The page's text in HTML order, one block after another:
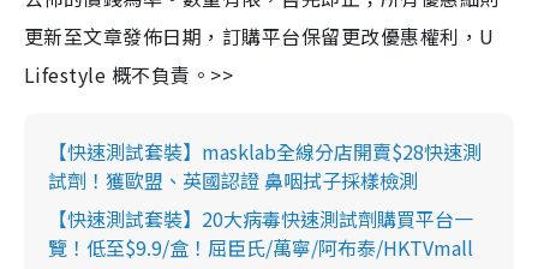
更新至文章發佈日期，訂購平台保留更改優惠權利，U
Lifestyle 概不負責。>>
【快速測試套裝】masklab全線分店開賣$28快速測
試劑！獲歐盟、英國認證 鼻咽拭子採樣檢測
【快速測試套裝】20大病毒快速測試劑購買平台一
覽！低至$9.9/盒！屈臣氏/萬寧/阿布泰/HKTVmall